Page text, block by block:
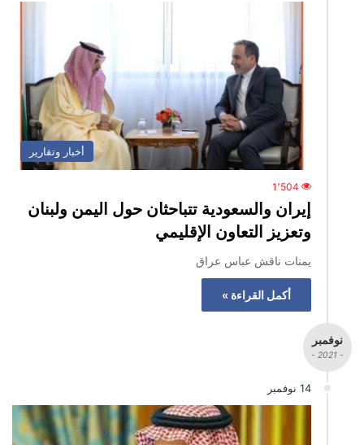
أخبار وتقارير
1٬504
إيران والسعودية تتباحثان حول اليمن ولبنان
وتعزيز التعاون الإقليمي
يمنات ناقش عباس عراق
أكمل القراءة »
نوفمبر
- 2021 -
14 نوفمبر